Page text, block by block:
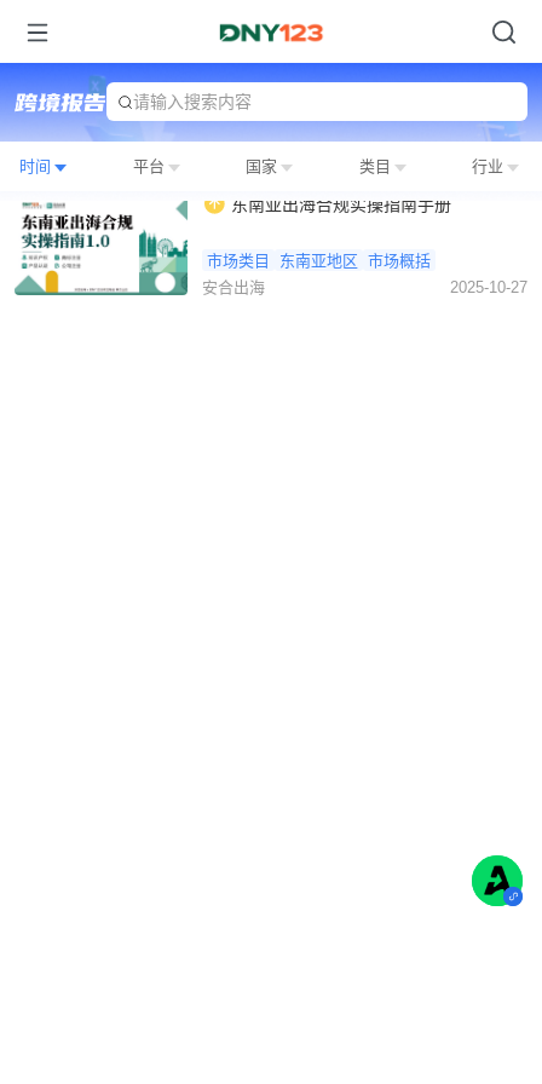
请输入搜索内容
时间 平台 国家 类目 行业
东南亚出海合规实操指南手册
市场类目 东南亚地区 市场概括
安合出海
2025-10-27